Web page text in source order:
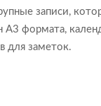
записи,
формата,
для заметок.